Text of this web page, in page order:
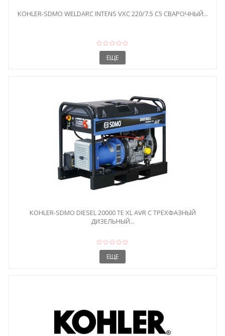
KOHLER-SDMO WELDARC INTENS VXC 220/7.5 C5 CВАРОЧНЫЙ...
ЕЩЕ
KOHLER-SDMO DIESEL 20000 TE XL AVR C ТРЕХФАЗНЫЙ
ДИЗЕЛЬНЫЙ...
ЕЩЕ